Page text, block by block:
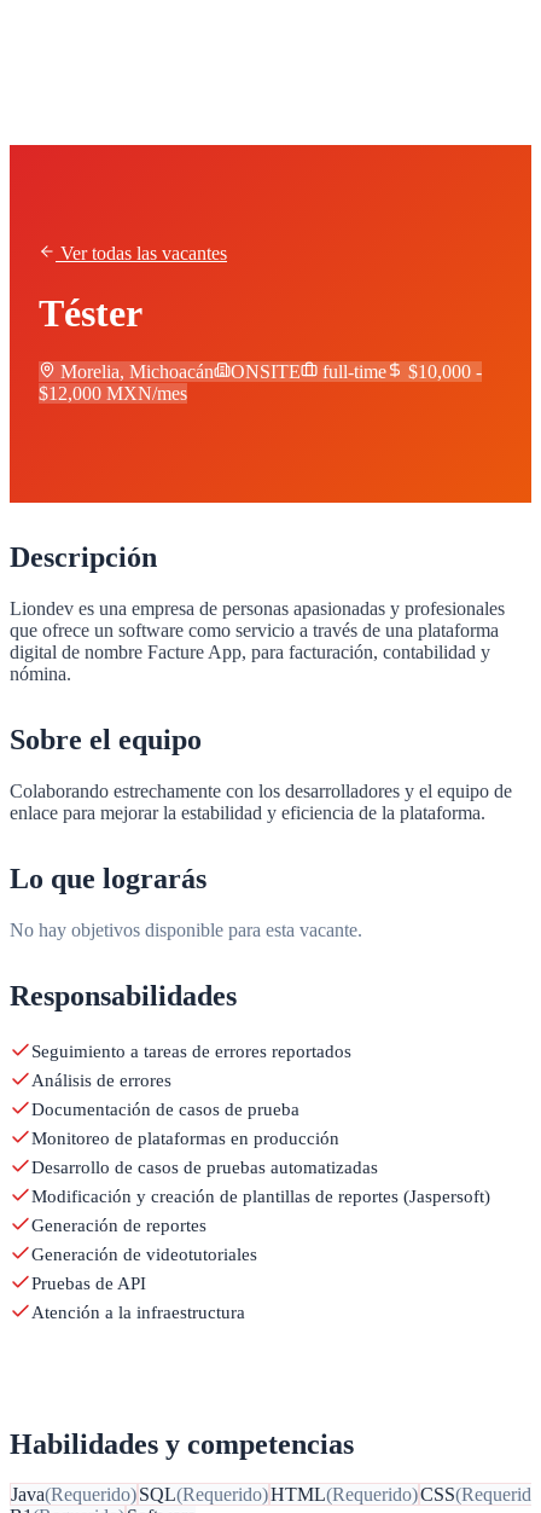
Ver todas las vacantes
Téster
Morelia, Michoacán ONSITE full-time
$10,000 -
$12,000 MXN/mes
Descripción
Liondev es una empresa de personas apasionadas y profesionales
que ofrece un software como servicio a través de una plataforma
digital de nombre Facture App, para facturación, contabilidad y
nómina.
Sobre el equipo
Colaborando estrechamente con los desarrolladores y el equipo de
enlace para mejorar la estabilidad y eficiencia de la plataforma.
Lo que lograrás
No hay objetivos disponible para esta vacante.
Responsabilidades
Seguimiento a tareas de errores reportados
Análisis de errores
Documentación de casos de prueba
Monitoreo de plataformas en producción
Desarrollo de casos de pruebas automatizadas
Modificación y creación de plantillas de reportes (Jaspersoft)
Generación de reportes
Generación de videotutoriales
Pruebas de API
Atención a la infraestructura
Habilidades y competencias
Java(Requerido)SQL(Requerido)HTML(Requerido)CSS(Requerido